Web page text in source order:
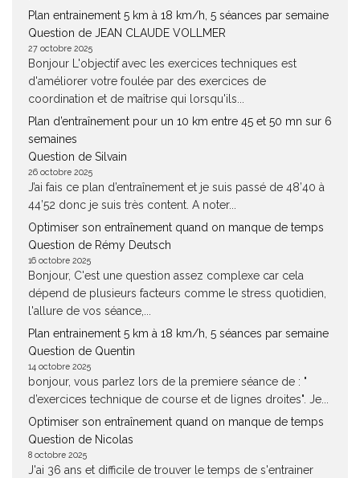
Plan entrainement 5 km à 18 km/h, 5 séances par semaine
Question de JEAN CLAUDE VOLLMER
27 octobre 2025
Bonjour L'objectif avec les exercices techniques est
d'améliorer votre foulée par des exercices de
coordination et de maîtrise qui lorsqu'ils...
Plan d’entraînement pour un 10 km entre 45 et 50 mn sur 6
semaines
Question de Silvain
26 octobre 2025
J’ai fais ce plan d’entraînement et je suis passé de 48’40 à
44’52 donc je suis très content. A noter...
Optimiser son entraînement quand on manque de temps
Question de Rémy Deutsch
16 octobre 2025
Bonjour, C'est une question assez complexe car cela
dépend de plusieurs facteurs comme le stress quotidien,
l'allure de vos séance,...
Plan entrainement 5 km à 18 km/h, 5 séances par semaine
Question de Quentin
14 octobre 2025
bonjour, vous parlez lors de la premiere séance de : "
d’exercices technique de course et de lignes droites". Je...
Optimiser son entraînement quand on manque de temps
Question de Nicolas
8 octobre 2025
J'ai 36 ans et difficile de trouver le temps de s'entrainer